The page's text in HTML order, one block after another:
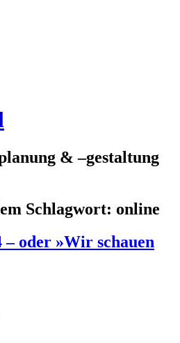
& –gestaltung
Schlagwort: online
oder »Wir schauen